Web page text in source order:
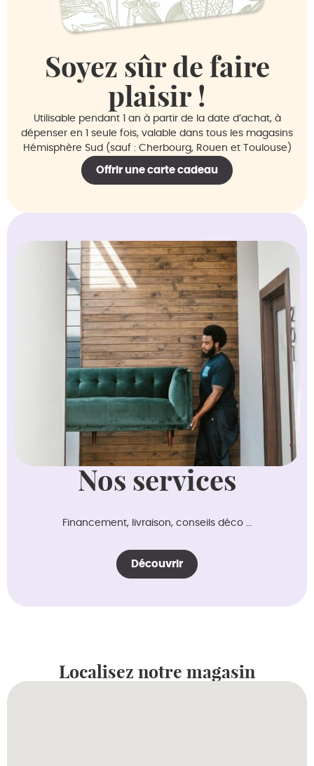
Soyez sûr de faire
plaisir !
Utilisable pendant 1 an à partir de la date d’achat, à
dépenser en 1 seule fois, valable dans tous les magasins
Hémisphère Sud (sauf : Cherbourg, Rouen et Toulouse)
Offrir une carte cadeau
Nos services
Financement, livraison, conseils déco ...
Découvrir
Localisez notre magasin